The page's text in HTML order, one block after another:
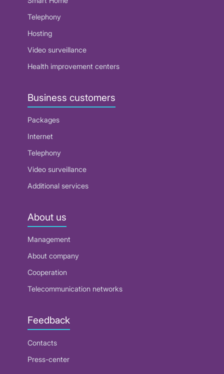
Telephony
Hosting
Video surveillance
Health improvement centers
Business customers
Packages
Internet
Telephony
Video surveillance
Additional services
About us
Management
About company
Cooperation
Telecommunication networks
Feedback
Contacts
Press-center